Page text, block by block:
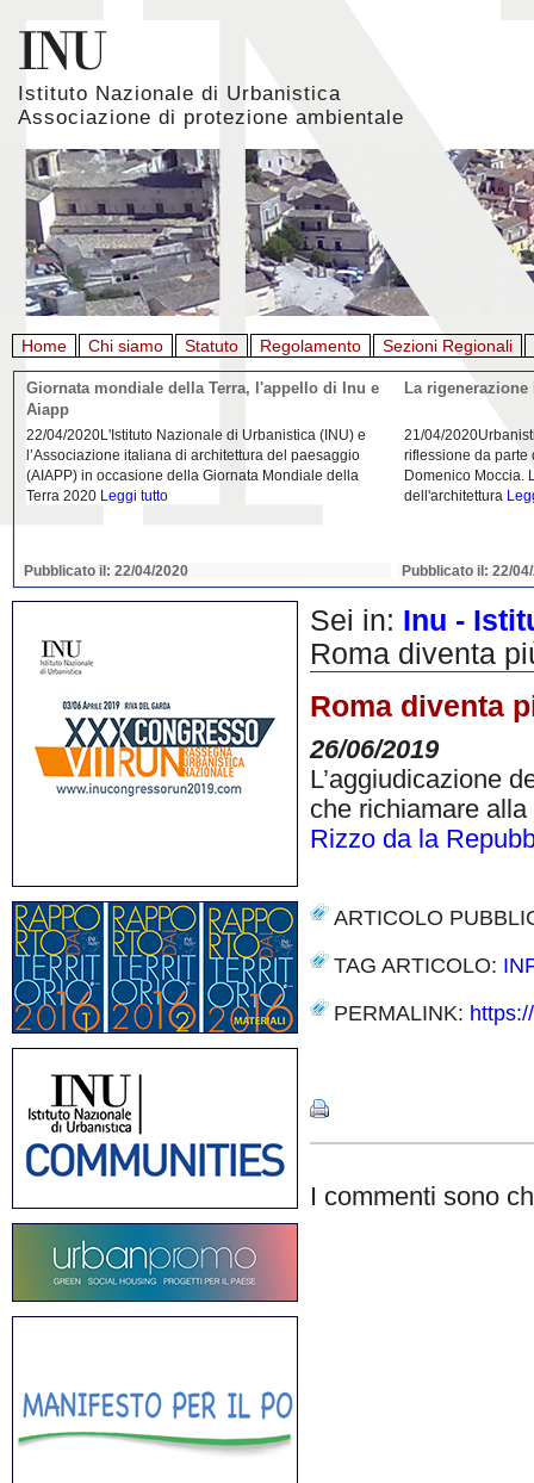
Istituto Nazionale di Urbanistica
Associazione di protezione ambientale
Home Chi siamo Statuto Regolamento Sezioni Regionali
Giornata mondiale della Terra, l'appello di Inu e
Aiapp
22/04/2020L'Istituto Nazionale di Urbanistica (INU) e
l’Associazione italiana di architettura del paesaggio
(AIAPP) in occasione della Giornata Mondiale della
Terra 2020 Leggi tutto
Pubblicato il: 22/04/2020
La
21/04/
riflessione da parte
Domenico Moccia.
dell'architettura
Pubblicato il: 22/
Sei in: Inu -
Roma diventa
Roma diventa
26/06/2019
L’aggiudicazione
che richiamare
Rizzo da la
ARTICOLO
TAG ARTICOLO:
PERMALINK:
I commenti sono